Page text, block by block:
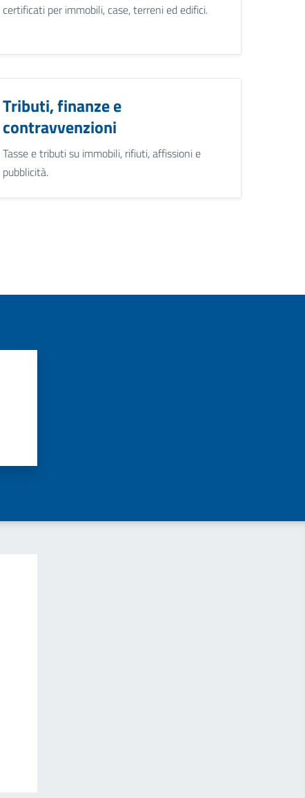
certificati per immobili, case, terreni ed edifici.
Tributi, finanze e
contravvenzioni
Tasse e tributi su immobili, rifiuti, affissioni e
pubblicità.